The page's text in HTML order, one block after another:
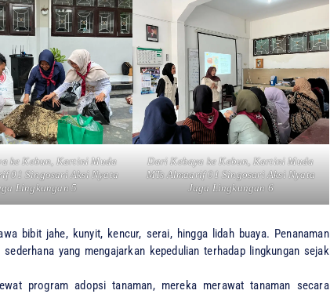
ke Kebun, Kartini Muda
01 Singosari Aksi Nyata
Lingkungan 5
Dari Kebaya ke Kebun, Kartini Muda
MTs Almaarif 01 Singosari Aksi Nyata
Jaga Lingkungan 6
bibit jahe, kunyit, kencur, serai, hingga lidah buaya. Penanaman
yang mengajarkan kepedulian terhadap lingkungan sejak
program adopsi tanaman, mereka merawat tanaman secara